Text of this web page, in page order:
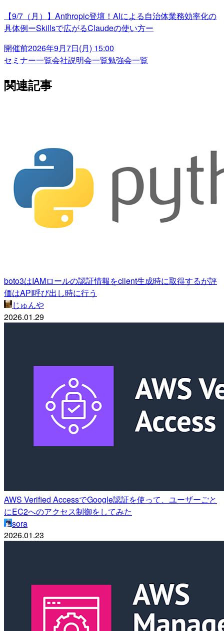
【9/7（月）】Anthropic登壇！AIによる自治体業務効率化の
具体例ーSkillsで広がるClaudeの使い方ー
開催前2026年9月7日(月) 15:00
セミナー一覧会社説明会一覧勉強会一覧
関連記事
boto3はIAMロールの認証情報をclient生成時に取得するが評
価はAPI呼び出し時に行う
じゅんや
2026.01.29
AWS Verified AccessでGoogle認証を使って、ユーザーごと
にEC2へのアクセス制御をしてみた
sora
2026.01.23